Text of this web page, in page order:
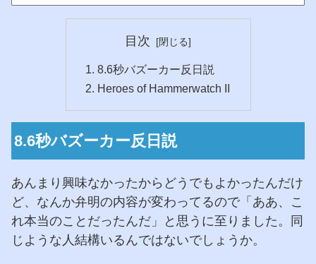
目次
8.6秒バズーカー反日説
Heroes of Hammerwatch II
8.6秒バズーカー反日説
あんまり興味なかったからどうでもよかったんだけ
ど、なんか弁明の内容が変わってるので「ああ、こ
れ本当のことだったんだ」と思うに至りました。同
じような人結構いるんではないでしょうか。